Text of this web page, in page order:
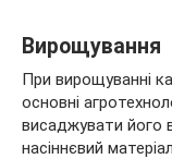
Вирощування
При вирощуванні
основні
висаджувати його
насіннєвий